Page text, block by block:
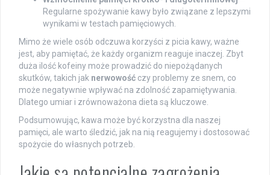
Regularne spożywanie kawy było związane z lepszymi
wynikami w testach pamięciowych.
Mimo że wiele osób odczuwa korzyści z picia kawy, ważne
jest, aby pamiętać, że każdy organizm reaguje inaczej. Zbyt
duża ilość kofeiny może prowadzić do niepożądanych
skutków, takich jak nerwowość czy problemy ze snem, co
może negatywnie wpływać na zdolność zapamiętywania.
Dlatego umiar i zrównoważona dieta są kluczowe.
Podsumowując, kawa może być korzystna dla naszej
pamięci, ale warto śledzić, jak na nią reagujemy i dostosować
spożycie do własnych potrzeb.